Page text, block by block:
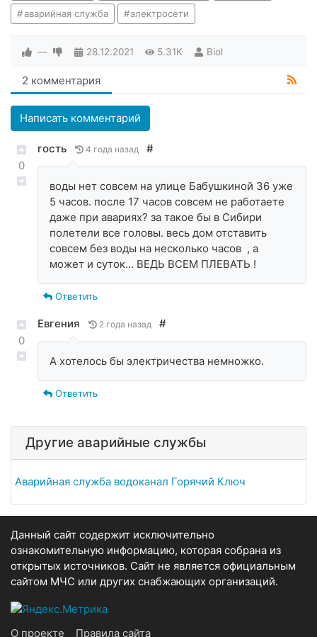
аварийная служба электросети
— 28.12.2021 5.31K Biol
2 комментария
Написать комментарий
0
гость 4 года назад #
воды нет совсем на улице Бабушкиной 36 уже
5 часов. после 17 часов совсем не работаете
даже при авариях? за такое бы в Сибири
полетели все головы. весь дом отставить
совсем без воды на несколько часов , а
может и суток… ВЕДЬ ВСЕМ ПЛЕВАТЬ !
Ответить
0
Евгения 2 года назад #
А хотелось бы электричества немножко.
Ответить
Другие аварийные службы
Аварийная служба водоканал Горячий Ключ
Данный сайт содержит исключительно
ознакомительную информацию, которая собрана из
открытых источников. Сайт не является официальным
сайтом МЧС или других снабжающих организаций.
О проекте Правила сайта